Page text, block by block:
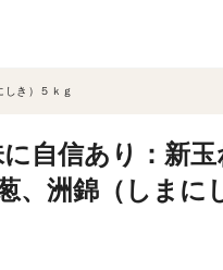
き）５ｋｇ
に自信あり：新
、洲錦（しまに